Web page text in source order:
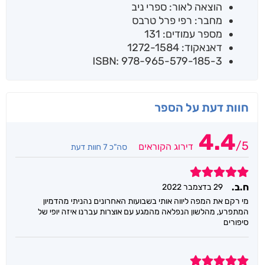
הוצאה לאור: ספרי ניב
מחבר: רפי פרל טרבס
מספר עמודים: 131
דאנאקוד: 1272-1584
ISBN: 978-965-579-185-3
חוות דעת על הספר
4.4/5 דירוג הקוראים סה"כ 7 חוות דעת
5
ח.ב.
29 בדצמבר 2022
מי רקם את המפה ליווה אותי בשבועות האחרונים נהניתי מהדמיון
המתפרע, מהלשון הנפלאה מהמגע עם אוצרות עברנו איזה יופי של
סיפורים
5